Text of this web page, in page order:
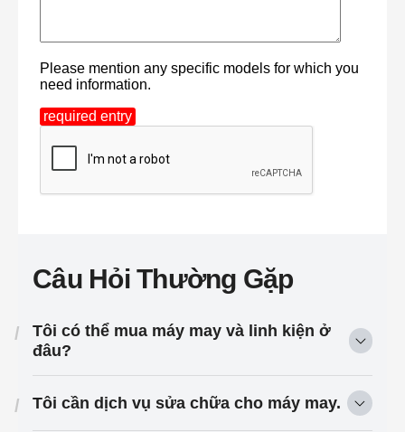
Câu Hỏi Thường Gặp
/
Tôi có thể mua máy may và linh kiện ở
đâu?
/ Tôi cần dịch vụ sửa chữa cho máy may.